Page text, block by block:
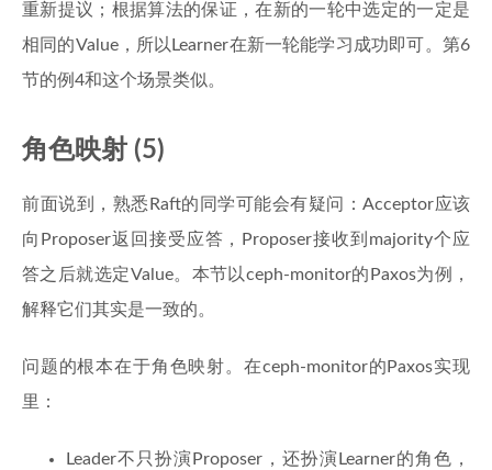
重新提议；根据算法的保证，在新的一轮中选定的一定是
相同的Value，所以Learner在新一轮能学习成功即可。第6
节的例4和这个场景类似。
角色映射 (5)
前面说到，熟悉Raft的同学可能会有疑问：Acceptor应该
向Proposer返回接受应答，Proposer接收到majority个应
答之后就选定Value。本节以ceph-monitor的Paxos为例，
解释它们其实是一致的。
问题的根本在于角色映射。在ceph-monitor的Paxos实现
里：
Leader不只扮演Proposer，还扮演Learner的角色，